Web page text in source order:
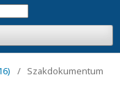
/ Szakdokumentum